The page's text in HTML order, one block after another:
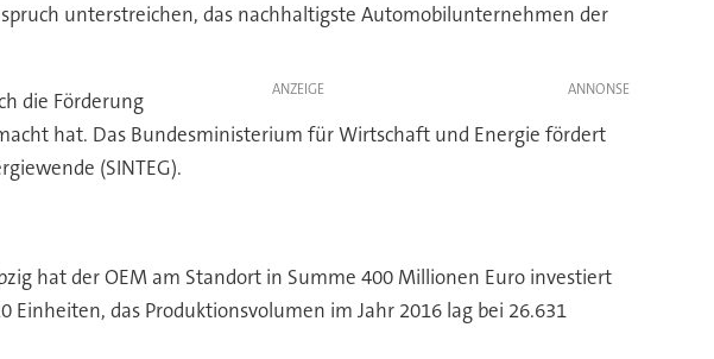
unterstreichen, das nachhaltigste Automobilunternehmen der
ANZEIGE
die Förderung
hat. Das Bundesministerium für Wirtschaft und Energie fördert
(SINTEG).
hat der OEM am Standort in Summe 400 Millionen Euro investiert
das Produktionsvolumen im Jahr 2016 lag bei 26.631